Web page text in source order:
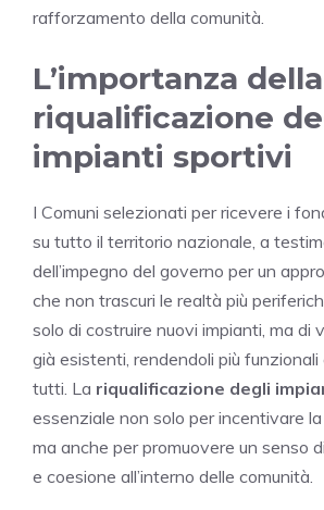
rafforzamento della comunità.
L’importanza della
riqualificazione
impianti sportivi
I Comuni selezionati per ricevere i
su tutto il territorio nazionale, a
dell’impegno del governo per un
che non trascuri le realtà più
solo di costruire nuovi impianti, ma di
già esistenti, rendendoli più funzionali
tutti. La riqualificazione degli
essenziale non solo per incentivare
ma anche per promuovere un senso
e coesione all’interno delle comunità.